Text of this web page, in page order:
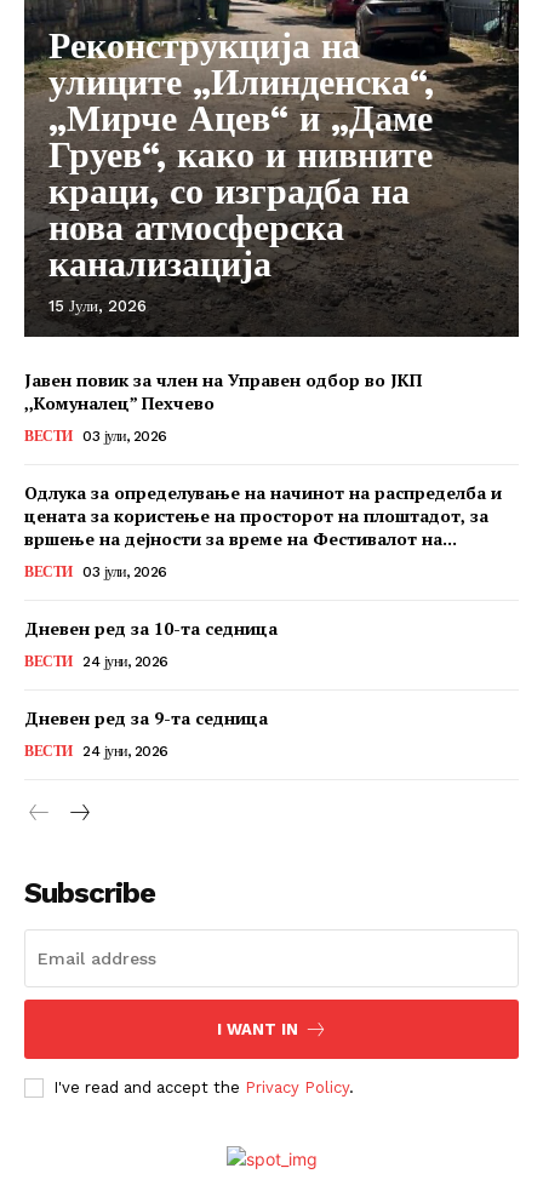
Реконструкција на
улиците „Илинденска“,
„Мирче Ацев“ и „Даме
Груев“, како и нивните
краци, со изградба на
нова атмосферска
канализација
15 Јули, 2026
Јавен повик за член на Управен одбор во ЈКП
,,Комуналец” Пехчево
ВЕСТИ 03 јули, 2026
Одлука за определување на начинот на распределба и
цената за користење на просторот на плоштадот, за
вршење на дејности за време на Фестивалот на...
ВЕСТИ 03 јули, 2026
Дневен ред за 10-та седница
ВЕСТИ 24 јуни, 2026
Дневен ред за 9-та седница
ВЕСТИ 24 јуни, 2026
Subscribe
I WANT IN
I've read and accept the Privacy Policy.